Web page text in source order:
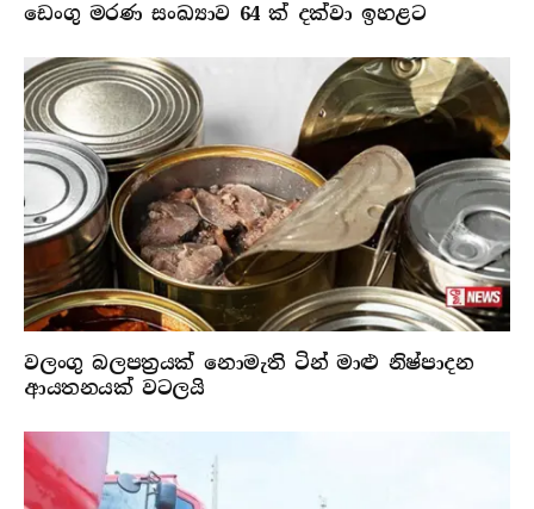
ඩෙංගු මරණ සංඛ්‍යාව 64 ක් දක්වා ඉහළට
වලංගු බලපත්‍රයක් නොමැති ටින් මාළු නිෂ්පාදන
ආයතනයක් වටලයි